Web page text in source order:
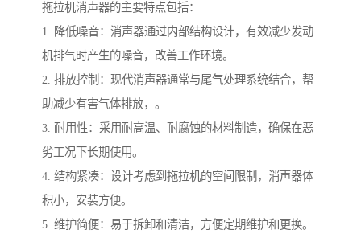
拖拉机消声器的主要特点包括：
1. 降低噪音：消声器通过内部结构设计，有效减少发动
机排气时产生的噪音，改善工作环境。
2. 排放控制：现代消声器通常与尾气处理系统结合，帮
助减少有害气体排放，。
3. 耐用性：采用耐高温、耐腐蚀的材料制造，确保在恶
劣工况下长期使用。
4. 结构紧凑：设计考虑到拖拉机的空间限制，消声器体
积小，安装方便。
5. 维护简便：易于拆卸和清洁，方便定期维护和更换。